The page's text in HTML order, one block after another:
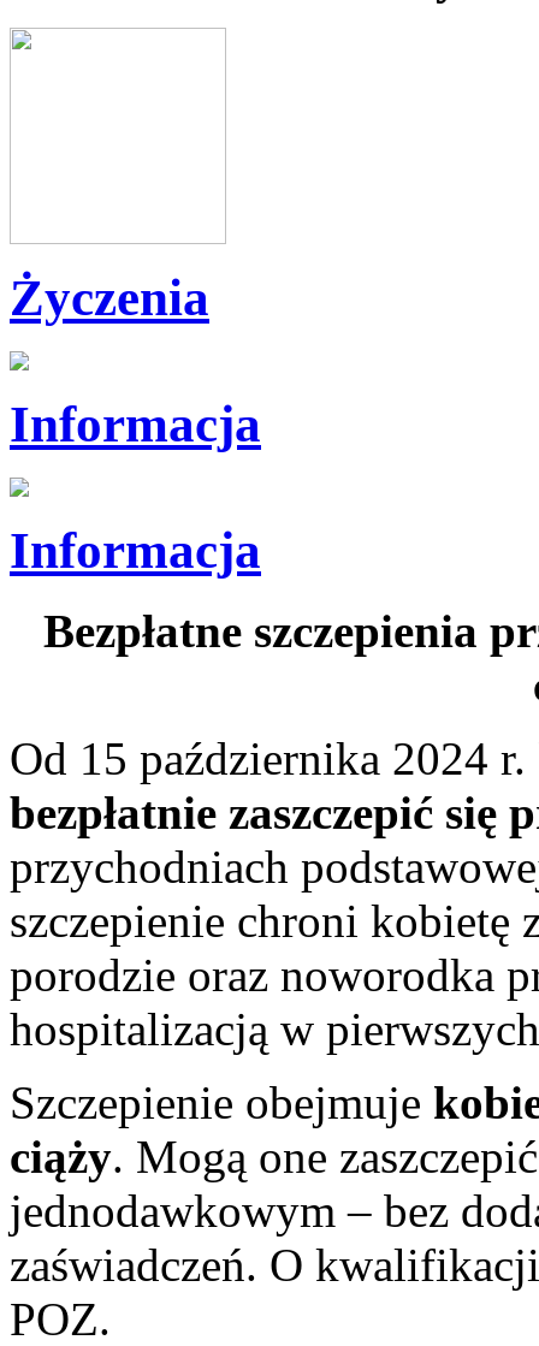
Życzenia
Informacja
Informacja
Bezpłatne szczepienia
Od 15 października 2024 r.
bezpłatnie zaszczepić się
przychodniach
szczepienie chroni kobietę
porodzie oraz noworodka
hospitalizacją w
Szczepienie obejmuje
ciąży. Mogą one
jednodawkowym – bez
zaświadczeń. O
POZ.